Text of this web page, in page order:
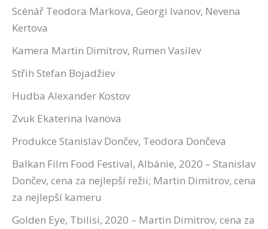
Scénář Teodora Markova, Georgi Ivanov, Nevena
Kertova
Kamera Martin Dimitrov, Rumen Vasilev
Střih Stefan Bojadžiev
Hudba Alexander Kostov
Zvuk Ekaterina Ivanova
Produkce Stanislav Dončev, Teodora Dončeva
Balkan Film Food Festival, Albánie, 2020 – Stanislav
Dončev, cena za nejlepší režii; Martin Dimitrov, cena
za nejlepší kameru
Golden Eye, Tbilisi, 2020 – Martin Dimitrov, cena za